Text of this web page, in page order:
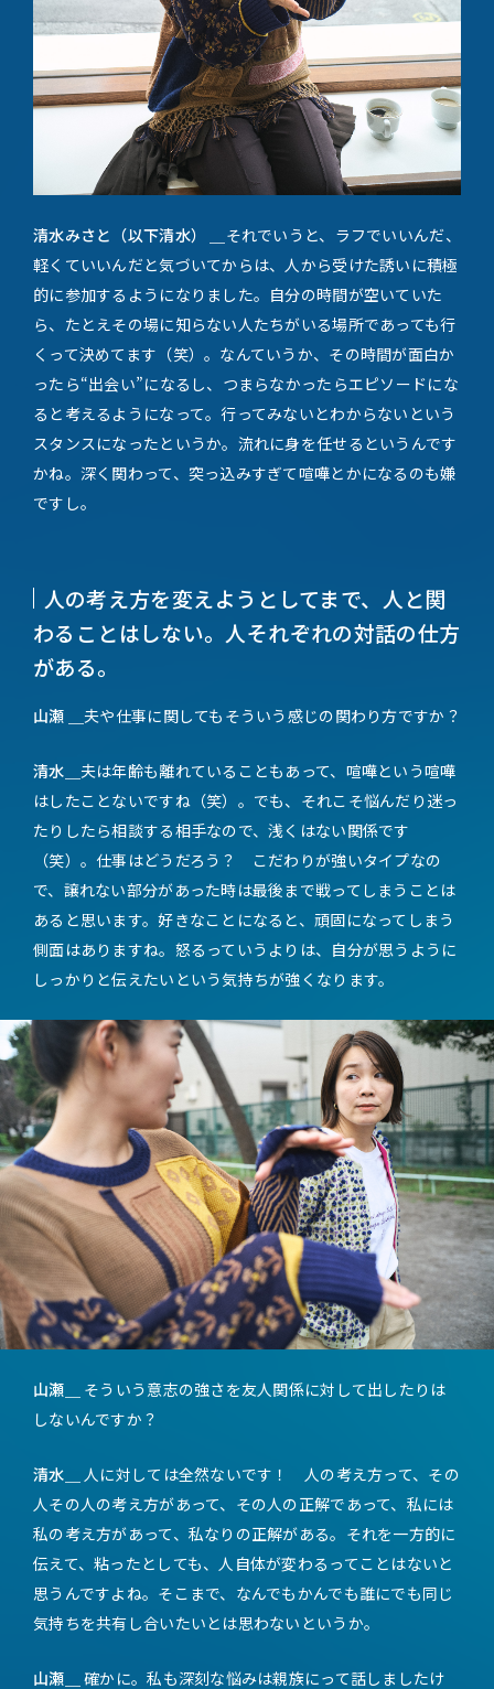
清水みさと（以下清水） ＿ それでいうと、ラフでいいんだ、
軽くていいんだと気づいてからは、人から受けた誘いに積極
的に参加するようになりました。自分の時間が空いていた
ら、たとえその場に知らない人たちがいる場所であっても行
くって決めてます（笑）。なんていうか、その時間が面白か
ったら“出会い”になるし、つまらなかったらエピソードにな
ると考えるようになって。行ってみないとわからないという
スタンスになったというか。流れに身を任せるというんです
かね。深く関わって、突っ込みすぎて喧嘩とかになるのも嫌
ですし。
人の考え方を変えようとしてまで、人と関
わることはしない。人それぞれの対話の仕方
がある。
山瀬 ＿ 夫や仕事に関してもそういう感じの関わり方ですか？
清水＿ 夫は年齢も離れていることもあって、喧嘩という喧嘩
はしたことないですね（笑）。でも、それこそ悩んだり迷っ
たりしたら相談する相手なので、浅くはない関係です
（笑）。仕事はどうだろう？ こだわりが強いタイプなの
で、譲れない部分があった時は最後まで戦ってしまうことは
あると思います。好きなことになると、頑固になってしまう
側面はありますね。怒るっていうよりは、自分が思うように
しっかりと伝えたいという気持ちが強くなります。
山瀬＿
そういう意志の強さを友人関係に対して出したりは
しないんですか？
清水＿
人に対しては全然ないです！ 人の考え方って、その
人その人の考え方があって、その人の正解であって、私には
私の考え方があって、私なりの正解がある。それを一方的に
伝えて、粘ったとしても、人自体が変わるってことはないと
思うんですよね。そこまで、なんでもかんでも誰にでも同じ
気持ちを共有し合いたいとは思わないというか。
山瀬＿ 確かに。私も深刻な悩みは親族にって話しましたけ